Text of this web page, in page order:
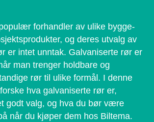
forhandler av ulike bygge-
og deres utvalg av
er intet unntak. Galvaniserte rør er
man trenger holdbare og
rør til ulike formål. I denne
hva galvaniserte rør er,
godt valg, og hva du bør være
når du kjøper dem hos Biltema.